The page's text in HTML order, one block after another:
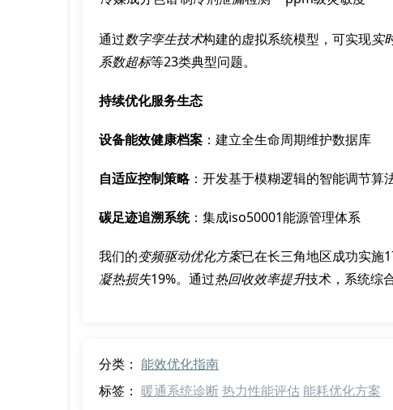
通过数字孪生技术构建的虚拟系统模型，可实现实
系数超标等23类典型问题。
持续优化服务生态
设备能效健康档案 ：建立全生命周期维护数据库
自适应控制策略：开发基于模糊逻辑的智能调节算
碳足迹追溯系统：集成iso50001能源管理体系
我们的变频驱动优化方案已在长三角地区成功实施
凝热损失19%。通过热回收效率提升技术，系统综
分类： 能效优化指南
标签： 暖通系统诊断热力性能评估能耗优化方案